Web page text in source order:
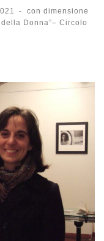
-
con dimensione
Donna”– Circolo